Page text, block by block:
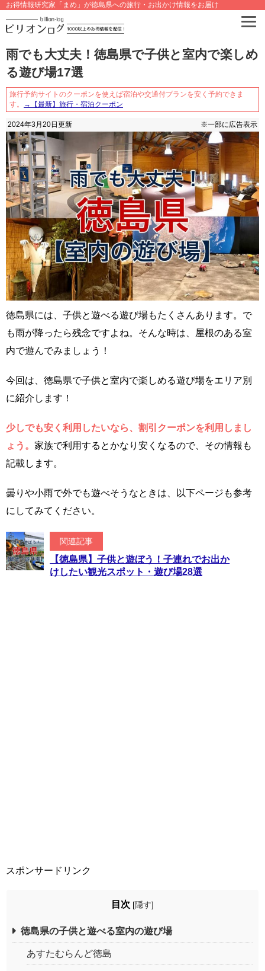
お得情報研究家「まめ」が徳島県への旅行・お出かけ情報をお届け
雨でも大丈夫！徳島県で子供と室内で楽しめ
る遊び場17選
旅行予約サイトのクーポンを使えば宿泊や交通付プランを安く予約できま
す。
→【最新】旅行・宿泊クーポン
2024年3月20日 更新 ※一部に広告表示
徳島県には、子供と遊べる遊び場もたくさんあります。で
も雨が降ったら残念ですよね。そんな時は、屋根のある室
内で遊んでみましょう！
今回は、徳島県で子供と室内で楽しめる遊び場をエリア別
に紹介します！
少しでも安く利用したいなら、割引クーポンを利用しまし
ょう。 家族で利用するとかなり安くなるので、その情報も
記載します。
曇りや小雨で外でも遊べそうなときは、以下ページも参考
にしてみてください。
関連記事
【徳島県】子供と遊ぼう！子連れでお出か
けしたい観光スポット・遊び場28選
スポンサードリンク
目次 [隠す]
徳島県の子供と遊べる室内の遊び場
あすたむらんど徳島